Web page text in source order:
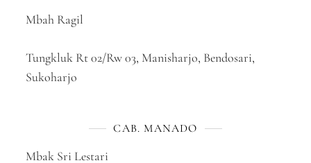
Mbah Ragil
Tungkluk Rt 02/Rw 03, Manisharjo, Bendosari,
Sukoharjo
CAB. MANADO
Mbak Sri Lestari